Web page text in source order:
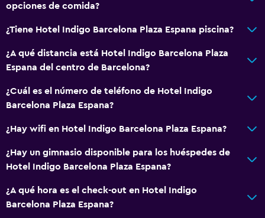
Para no fumadores
Inodoro con barras de apoyo
Comedor
Almuerzos para llevar
Restaurante
Desayuno en la habitación
opciones de comida?
¿Tiene Hotel Indigo Barcelona Plaza Espana piscina?
¿A qué distancia está Hotel Indigo Barcelona Plaza
Espana del centro de Barcelona?
¿Cuál es el número de teléfono de Hotel Indigo
Barcelona Plaza Espana?
¿Hay wifi en Hotel Indigo Barcelona Plaza Espana?
¿Hay un gimnasio disponible para los huéspedes de
Hotel Indigo Barcelona Plaza Espana?
¿A qué hora es el check-out en Hotel Indigo
Barcelona Plaza Espana?